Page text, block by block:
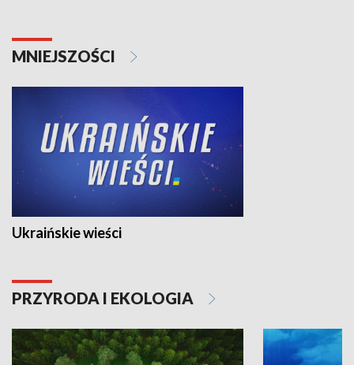
MNIEJSZOŚCI
Ukraińskie wieści
PRZYRODA I EKOLOGIA